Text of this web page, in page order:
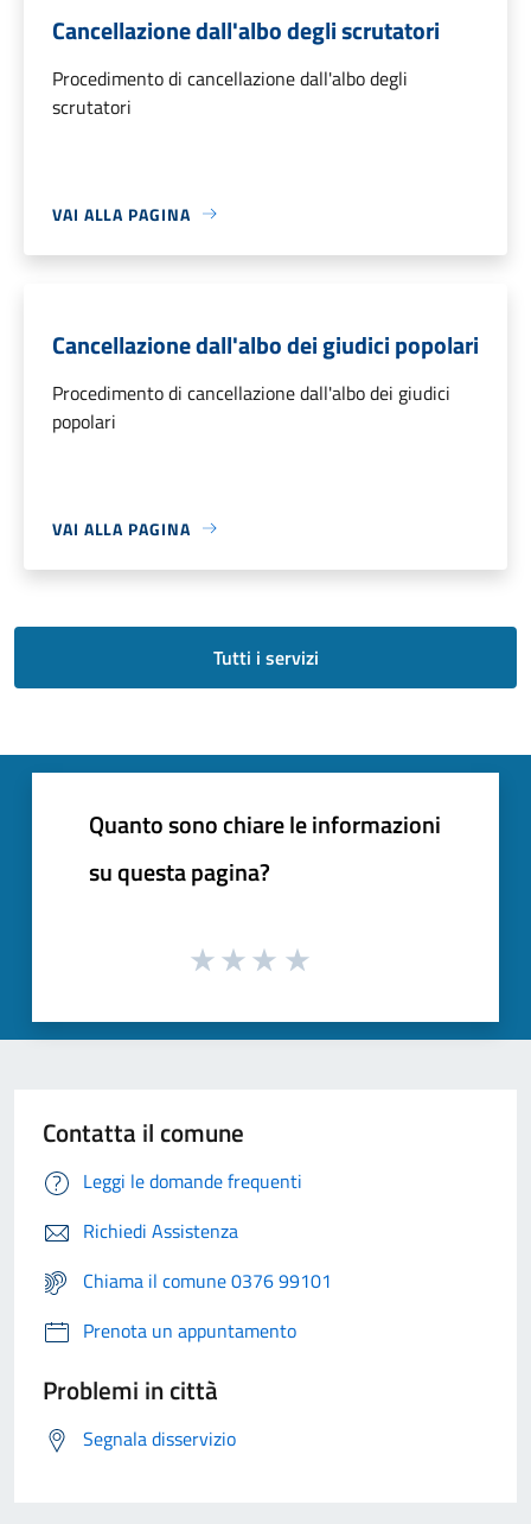
Cancellazione dall'albo degli scrutatori
Procedimento di cancellazione dall'albo degli
scrutatori
VAI ALLA PAGINA
Cancellazione dall'albo dei giudici popolari
Procedimento di cancellazione dall'albo dei giudici
popolari
VAI ALLA PAGINA
Tutti i servizi
Quanto sono chiare le informazioni
su questa pagina?
Contatta il comune
Leggi le domande frequenti
Richiedi Assistenza
Chiama il comune 0376 99101
Prenota un appuntamento
Problemi in città
Segnala disservizio